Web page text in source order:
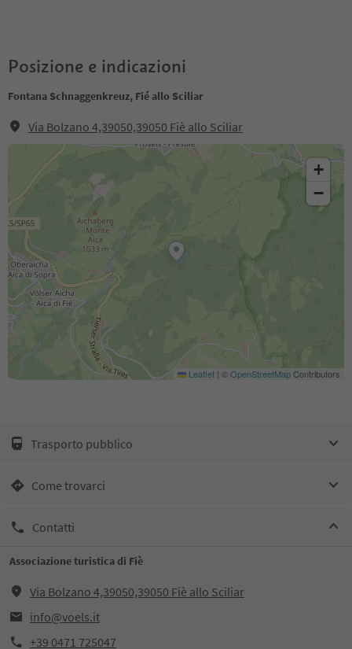
Posizione e indicazioni
Fontana Schnaggenkreuz, Fié allo Sciliar
Via Bolzano 4,39050,39050 Fiè allo Sciliar
+
−
Leaflet | ©OpenStreetMapContributors
Trasporto pubblico
Come trovarci
Contatti
Associazione turistica di Fiè
Via Bolzano 4,39050,39050 Fiè allo Sciliar
info@voels.it
+39 0471 725047